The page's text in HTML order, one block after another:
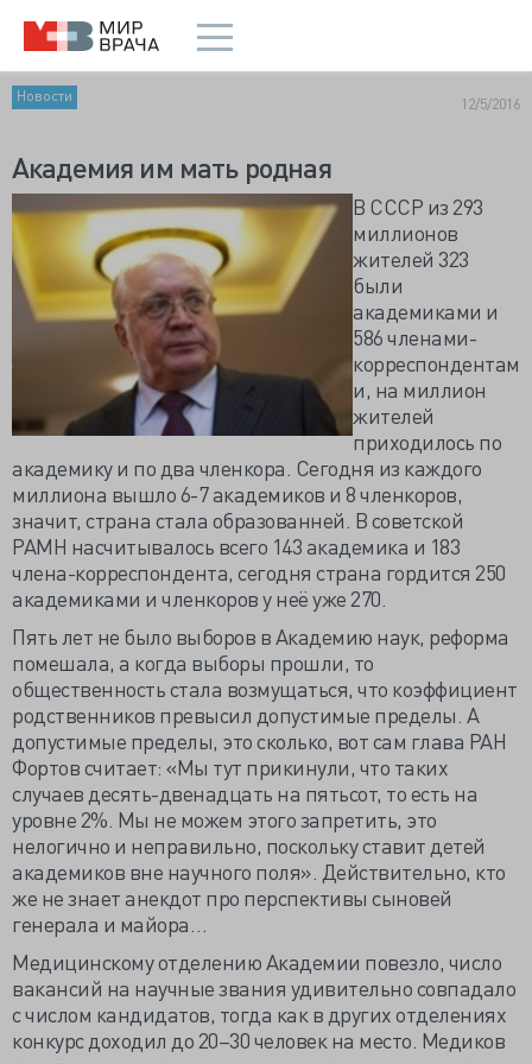
Новости 12/5/2016
Академия им мать родная
В СССР из 293
миллионов
жителей 323
были
академиками и
586 членами-
корреспондентам
и, на миллион
жителей
приходилось по
академику и по два членкора. Сегодня из каждого
миллиона вышло 6-7 академиков и 8 членкоров,
значит, страна стала образованней. В советской
РАМН насчитывалось всего 143 академика и 183
члена-корреспондента, сегодня страна гордится 250
академиками и членкоров у неё уже 270.
Пять лет не было выборов в Академию наук, реформа
помешала, а когда выборы прошли, то
общественность стала возмущаться, что коэффициент
родственников превысил допустимые пределы. А
допустимые пределы, это сколько, вот сам глава РАН
Фортов считает: «Мы тут прикинули, что таких
случаев десять-двенадцать на пятьсот, то есть на
уровне 2%. Мы не можем этого запретить, это
нелогично и неправильно, поскольку ставит детей
академиков вне научного поля». Действительно, кто
же не знает анекдот про перспективы сыновей
генерала и майора…
Медицинскому отделению Академии повезло, число
вакансий на научные звания удивительно совпадало
с числом кандидатов, тогда как в других отделениях
конкурс доходил до 20–30 человек на место. Медиков